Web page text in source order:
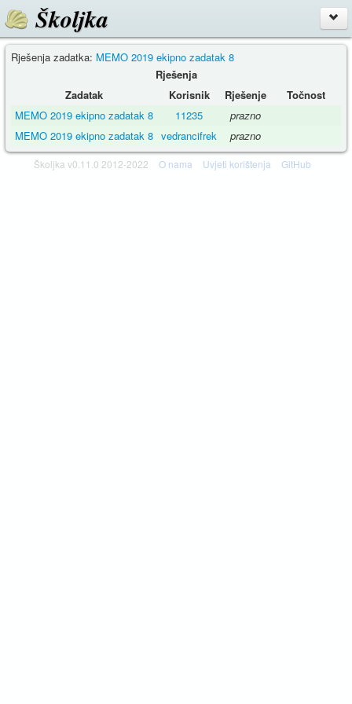
Školjka
Rješenja zadatka: MEMO 2019 ekipno zadatak 8
Rješenja
Zadatak
Korisnik Rješenje
Točnost
MEMO 2019 ekipno zadatak 8
11235
prazno
MEMO 2019 ekipno zadatak 8 vedrancifrek prazno
Školjka v0.11.0 2012-2022 O nama Uvjeti korištenja GitHub